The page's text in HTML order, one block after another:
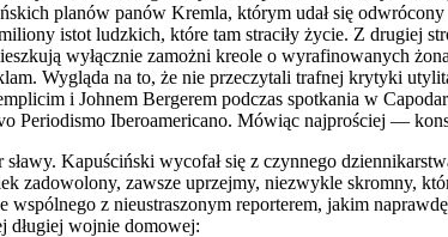
planów panów Kremla, którym udał się
istot ludzkich, które tam straciły życie. Z drugiej
wyłącznie zamożni kreole o wyrafinowanych
Wygląda na to, że nie przeczytali trafnej krytyki
i Johnem Bergerem podczas spotkania w
Periodismo Iberoamericano. Mówiąc najprościej —
sławy. Kapuściński wycofał się z czynnego
zadowolony, zawsze uprzejmy, niezwykle skromny,
wspólnego z nieustraszonym reporterem, jakim
długiej wojnie domowej: